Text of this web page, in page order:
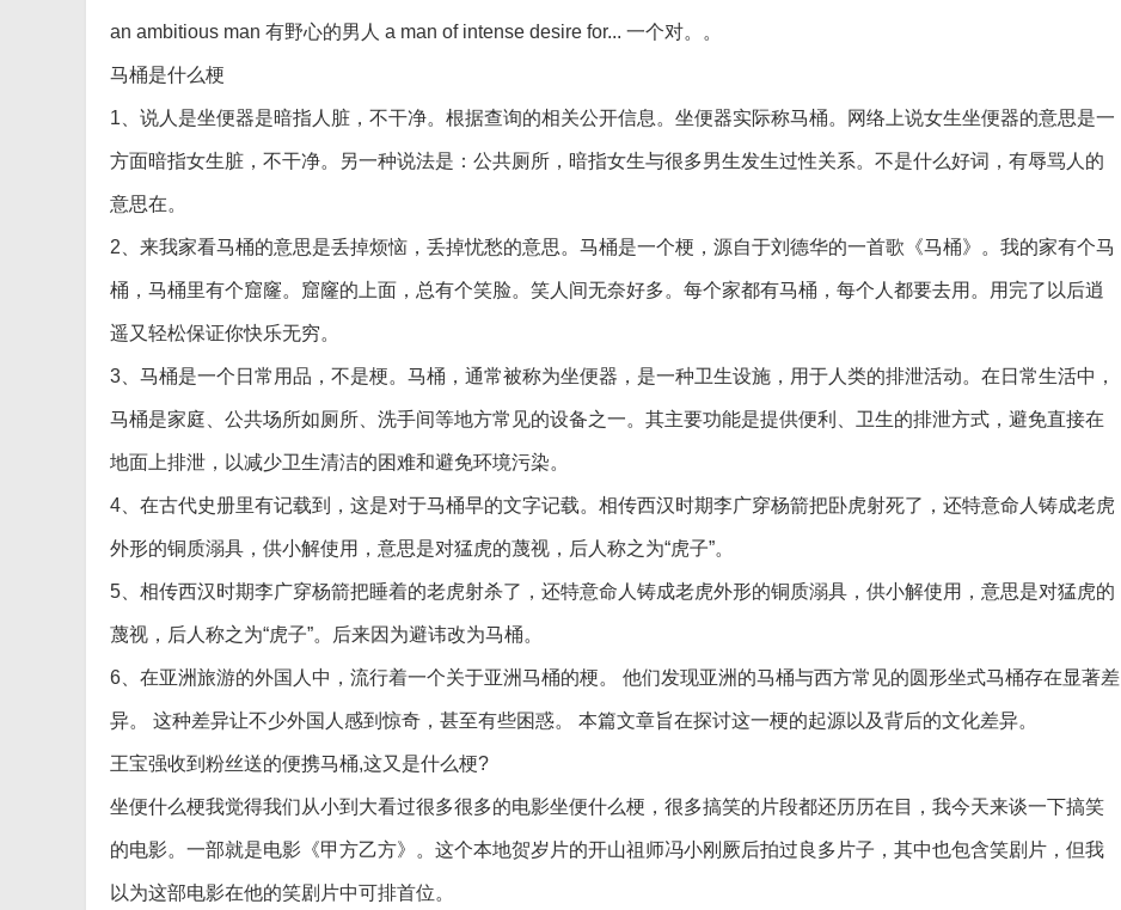
an ambitious man 有野心的男人 a man of intense desire for... 一个对。。
马桶是什么梗
1、说人是坐便器是暗指人脏，不干净。根据查询的相关公开信息。坐便器实际称马桶。网络上说女生坐便器的意思是一
方面暗指女生脏，不干净。另一种说法是：公共厕所，暗指女生与很多男生发生过性关系。不是什么好词，有辱骂人的
意思在。
2、来我家看马桶的意思是丢掉烦恼，丢掉忧愁的意思。马桶是一个梗，源自于刘德华的一首歌《马桶》。我的家有个马
桶，马桶里有个窟窿。窟窿的上面，总有个笑脸。笑人间无奈好多。每个家都有马桶，每个人都要去用。用完了以后逍
遥又轻松保证你快乐无穷。
3、马桶是一个日常用品，不是梗。马桶，通常被称为坐便器，是一种卫生设施，用于人类的排泄活动。在日常生活中，
马桶是家庭、公共场所如厕所、洗手间等地方常见的设备之一。其主要功能是提供便利、卫生的排泄方式，避免直接在
地面上排泄，以减少卫生清洁的困难和避免环境污染。
4、在古代史册里有记载到，这是对于马桶早的文字记载。相传西汉时期李广穿杨箭把卧虎射死了，还特意命人铸成老虎
外形的铜质溺具，供小解使用，意思是对猛虎的蔑视，后人称之为“虎子”。
5、相传西汉时期李广穿杨箭把睡着的老虎射杀了，还特意命人铸成老虎外形的铜质溺具，供小解使用，意思是对猛虎的
蔑视，后人称之为“虎子”。后来因为避讳改为马桶。
6、在亚洲旅游的外国人中，流行着一个关于亚洲马桶的梗。 他们发现亚洲的马桶与西方常见的圆形坐式马桶存在显著差
异。 这种差异让不少外国人感到惊奇，甚至有些困惑。 本篇文章旨在探讨这一梗的起源以及背后的文化差异。
王宝强收到粉丝送的便携马桶,这又是什么梗?
坐便什么梗我觉得我们从小到大看过很多很多的电影坐便什么梗，很多搞笑的片段都还历历在目，我今天来谈一下搞笑
的电影。一部就是电影《甲方乙方》。这个本地贺岁片的开山祖师冯小刚厥后拍过良多片子，其中也包含笑剧片，但我
以为这部电影在他的笑剧片中可排首位。